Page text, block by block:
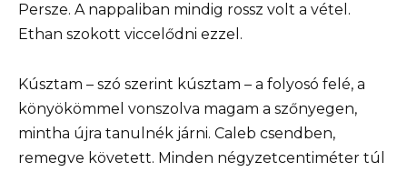
Persze. A nappaliban mindig rossz volt a vétel.
Ethan szokott viccelődni ezzel.
Kúsztam – szó szerint kúsztam – a folyosó felé, a
könyökömmel vonszolva magam a szőnyegen,
mintha újra tanulnék járni. Caleb csendben,
remegve követett. Minden négyzetcentiméter túl